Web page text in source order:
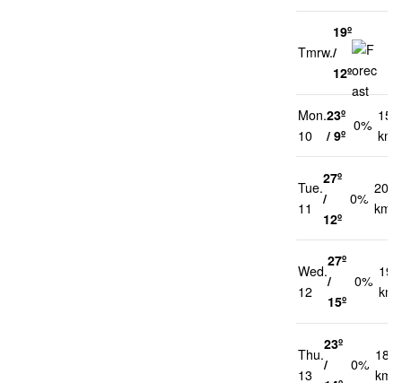
Tmrw.
19º
/
12º
Mon.
10
23º
/ 9º
0%
15
km/
Tue.
11
27º
/
12º
0%
20
km/h
Wed.
12
27º
/
15º
0%
19
Thu.
13
23º
/
0%
18
km/h